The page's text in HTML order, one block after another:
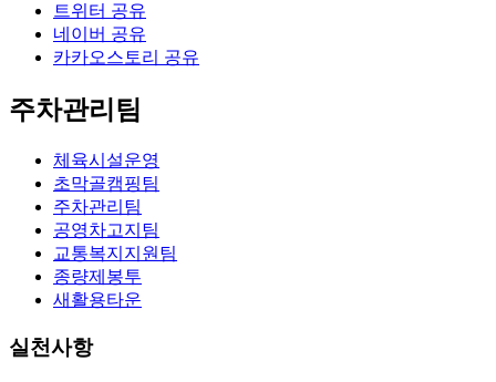
트위터 공유
네이버 공유
카카오스토리 공유
주차관리팀
체육시설운영
초막골캠핑팀
주차관리팀
공영차고지팀
교통복지지원팀
종량제봉투
새활용타운
실천사항